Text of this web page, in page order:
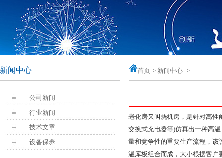
新闻中心
公司新闻
行业新闻
技术文章
设备保养
首页-> 新闻中心 ->
老化房又叫烧机房，是针对高性
交换式充电器等)仿真出一种高
量和竞争性的重要生产流程，
温库板组合而成，大小根据客